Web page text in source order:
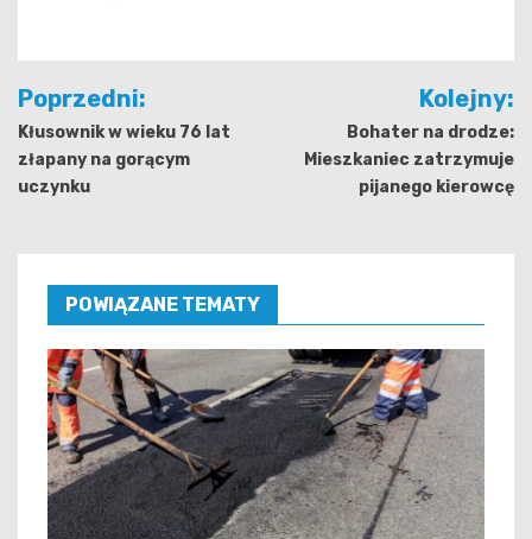
Nawigacja
wpisu
Poprzedni:
Kłusownik w wieku 76 lat
złapany na gorącym
uczynku
Kolejny:
Bohater na drodze:
Mieszkaniec zatrzymuje
pijanego kierowcę
POWIĄZANE TEMATY